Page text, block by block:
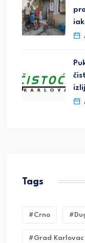
Tags
#crno
#grad Karlovac